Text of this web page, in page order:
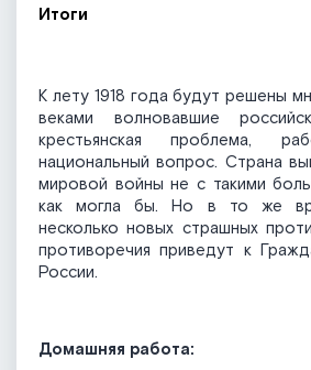
Итоги
К лету 1918 года будут решены
веками волновавшие
крестьянская проблема,
национальный вопрос. Страна
мировой войны не с такими
как могла бы. Но в то же
несколько новых страшных
противоречия приведут к
России.
Домашняя работа: